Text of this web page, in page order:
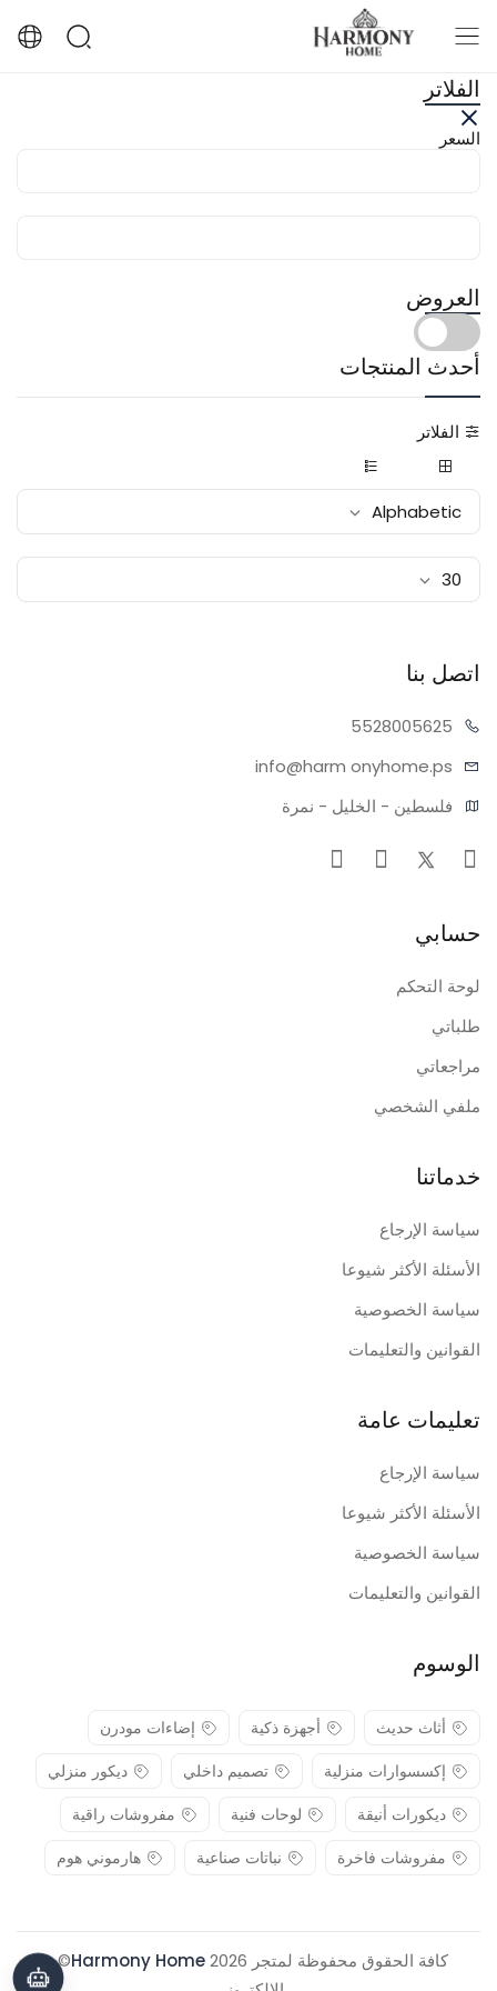
الفلاتر
السعر
العروض
أحدث المنتجات
الفلاتر
Alphabetic
30
اتصل بنا
05625
55280
info@harm onyhome.ps
فلسطين - الخليل - نمرة
حسابي
لوحة التحكم
طلباتي
مراجعاتي
ملفي الشخصي
خدماتنا
سياسة الإرجاع
الأسئلة الأكثر شيوعا
سياسة الخصوصية
القوانين والتعليمات
تعليمات عامة
سياسة الإرجاع
الأسئلة الأكثر شيوعا
سياسة الخصوصية
القوانين والتعليمات
الوسوم
أثاث حديث أجهزة ذكية
إضاءات مودرن
إكسسوارات منزلية
تصميم داخلي
ديكور منزلي
ديكورات أنيقة
لوحات فنية
مفروشات راقية
مفروشات فاخرة
نباتات صناعية هارموني هوم
كافة الحقوق محفوظة لمتجر 2026 Harmony Home
© .